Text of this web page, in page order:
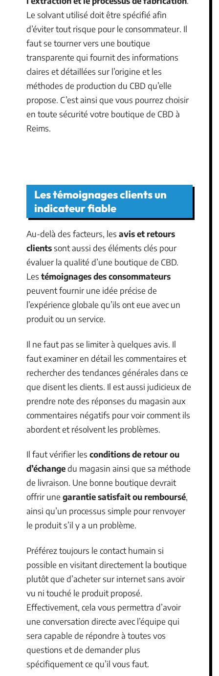
Le solvant utilisé doit être spécifié afin
d’éviter tout risque pour le consommateur. Il
faut se tourner vers une boutique
transparente qui fournit des informations
claires et détaillées sur l’origine et les
méthodes de production du CBD qu’elle
propose. C’est ainsi que vous pourrez choisir
en toute sécurité votre boutique de CBD à
Reims.
Les témoignages clients un
indicateur fiable
Au-delà des facteurs, les avis et retours
clientssont aussi des éléments clés pour
évaluer la qualité d’une boutique de CBD.
Les témoignages des consommateurs
peuvent fournir une idée précise de
l’expérience globale qu’ils ont eue avec un
produit ou un service.
Il ne faut pas se limiter à quelques avis. Il
faut examiner en détail les commentaires et
rechercher des tendances générales dans ce
que disent les clients. Il est aussi judicieux de
prendre note des réponses du magasin aux
commentaires négatifs pour voir comment ils
abordent et résolvent les problèmes.
Il faut vérifier les conditions de retour ou
d’échangedu magasin ainsi que sa méthode
de livraison. Une bonne boutique devrait
offrir une garantie satisfait ou remboursé,
ainsi qu’un processus simple pour renvoyer
le produit s’il y a un problème.
Préférez toujours le contact humain si
possible en visitant directement la boutique
plutôt que d’acheter sur internet sans avoir
vu ni touché le produit proposé.
Effectivement, cela vous permettra d’avoir
une conversation directe avec l’équipe qui
sera capable de répondre à toutes vos
questions et de demander plus
spécifiquement ce qu’il vous faut.